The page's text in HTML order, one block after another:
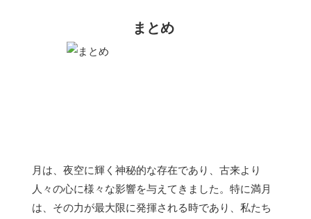
まとめ
月は、夜空に輝く神秘的な存在であり、古来より
人々の心に様々な影響を与えてきました。特に満月
は、その力が最大限に発揮される時であり、私たち